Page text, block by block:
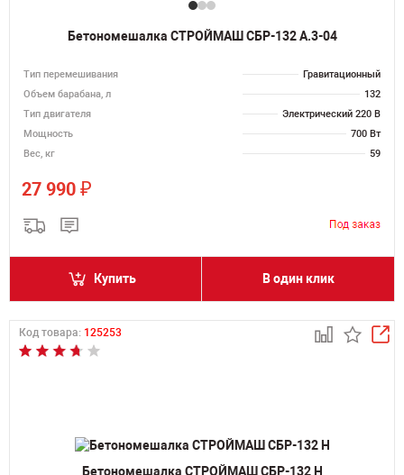
Бетономешалка СТРОЙМАШ СБР-132 А.3-04
Тип перемешивания
Гравитационный
Объем барабана, л
132
Тип двигателя
Электрический 220 В
Мощность
700 Вт
Вес, кг
59
27 990 ₽
Купить В один клик
Код товара: 125253
Бетономешалка СТРОЙМАШ СБР-132 Н